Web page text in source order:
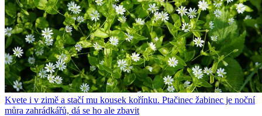
Kvete i v zimě a stačí mu kousek kořínku. Ptačinec žabinec je noční
můra zahrádkářů, dá se ho ale zbavit